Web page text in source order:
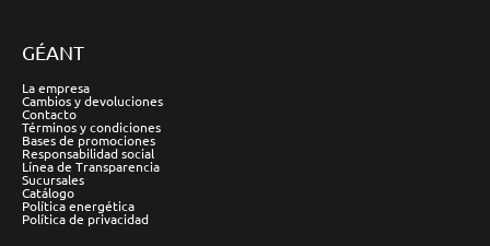
GÉANT
La empresa
Cambios y devoluciones
Contacto
Términos y condiciones
Bases de promociones
Responsabilidad social
Línea de Transparencia
Sucursales
Catálogo
Política energética
Política de privacidad